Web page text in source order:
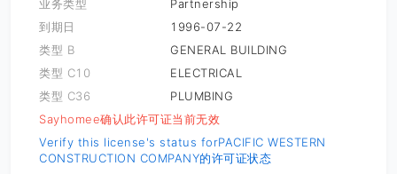
业务类型
Partnership
到期日
1996-07-22
类型 B
GENERAL BUILDING
类型 C10
ELECTRICAL
类型 C36
PLUMBING
Sayhomee确认此许可证当前无效
Verify this license's status forPACIFIC WESTERN
CONSTRUCTION COMPANY的许可证状态